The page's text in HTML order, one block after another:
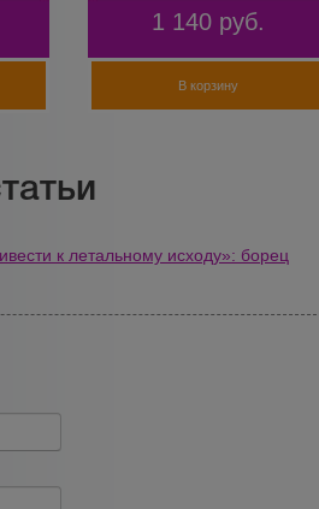
1 140 руб.
В корзину
к летальному исходу»: борец